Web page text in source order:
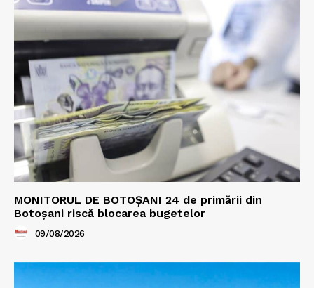
MONITORUL DE BOTOȘANI 24 de primării din
Botoșani riscă blocarea bugetelor
09/08/2026